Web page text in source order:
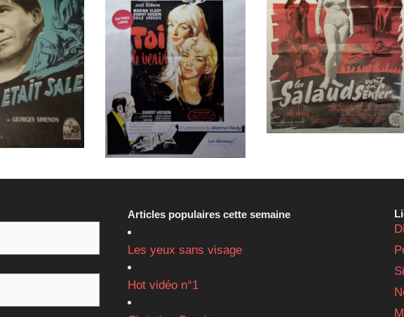
Articles populaires cette semaine
Les yeux sans visage
Hot vidéo n°1